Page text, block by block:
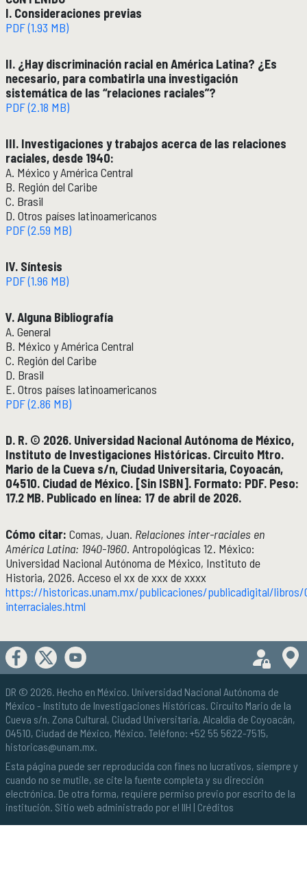
Novedades editoriales
Revistas académicas
Normas y políticas editoriales
Catálogo 1945-2025
Comunicación Pública de la Historia
COMUNICACIÓN PÚBLICA DE LA HISTORIA
Serie editorial Históricas Comunicación Pública
Podcast Históricas
Cajón de historias
Acervos
BIBLIOTECA
Boletín
Recursos en línea
Unidad Oaxaca
UNIDAD OAXACA
Investigación
Investigadores
Docencia y vinculación
Género y Ética
GÉNERO Y ÉTICA
I. Consideraciones previas
PDF (1.93 MB)
II. ¿Hay discriminación racial en América Latina? ¿Es
necesario, para combatirla una investigación
sistemática de las “relaciones raciales”?
PDF (2.18 MB)
III. Investigaciones y trabajos acerca de las relaciones
raciales, desde 1940:
A. México y América Central
B. Región del Caribe
C. Brasil
D. Otros países latinoamericanos
PDF (2.59 MB)
IV. Síntesis
PDF (1.96 MB)
V. Alguna Bibliografía
A. General
B. México y América Central
C. Región del Caribe
D. Brasil
E. Otros países latinoamericanos
PDF (2.86 MB)
D. R. © 2026. Universidad Nacional Autónoma de México,
Instituto de Investigaciones Históricas. Circuito Mtro.
Mario de la Cueva s/n, Ciudad Universitaria, Coyoacán,
04510. Ciudad de México. [Sin ISBN]. Formato: PDF. Peso:
17.2 MB. Publicado en línea: 17 de abril de 2026.
Cómo citar: Comas, Juan. Relaciones inter-raciales en
América Latina: 1940-1960. Antropológicas 12. México:
Universidad Nacional Autónoma de México, Instituto de
Historia, 2026. Acceso el xx de xxx de xxxx
https://historicas.unam.mx/publicaciones/publicadigital/libros/
interraciales.html
DR © 2026. Hecho en México. Universidad Nacional Autónoma de
México - Instituto de Investigaciones Históricas. Circuito Mario de la
Cueva s/n. Zona Cultural, Ciudad Universitaria, Alcaldía de Coyoacán,
04510, Ciudad de México, México. Teléfono: +52 55 5622-7515,
historicas@unam.mx.
Esta página puede ser reproducida con fines no lucrativos, siempre y
cuando no se mutile, se cite la fuente completa y su dirección
electrónica. De otra forma, requiere permiso previo por escrito de la
institución. Sitio web administrado por el IIH | Créditos